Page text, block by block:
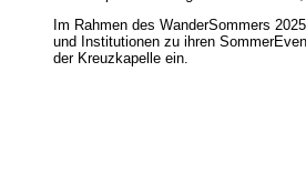
Im Rahmen des WanderSommers
und Institutionen zu ihren
der Kreuzkapelle ein.